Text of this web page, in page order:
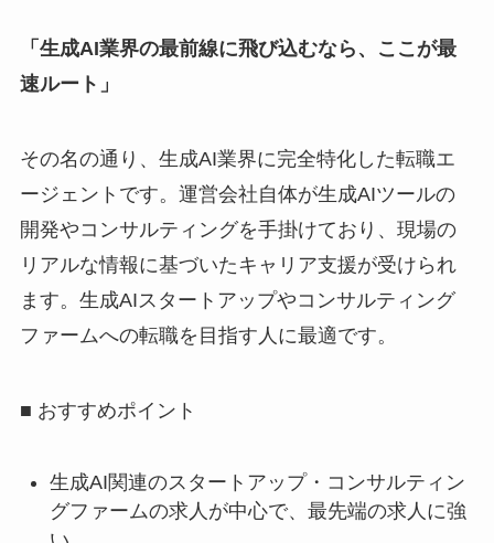
「生成AI業界の最前線に飛び込むなら、ここが最
速ルート」
その名の通り、生成AI業界に完全特化した転職エ
ージェントです。運営会社自体が生成AIツールの
開発やコンサルティングを手掛けており、現場の
リアルな情報に基づいたキャリア支援が受けられ
ます。生成AIスタートアップやコンサルティング
ファームへの転職を目指す人に最適です。
■ おすすめポイント
生成AI関連のスタートアップ・コンサルティン
グファームの求人が中心で、最先端の求人に強